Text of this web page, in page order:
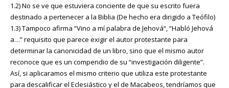
1.2) No se ve que estuviera conciente de que su escrito fuera
destinado a pertenecer a la Biblia (De hecho era dirigido a Teófilo)
1.3) Tampoco afirma “Vino a mí palabra de Jehová“, “Habló Jehová
a…” requisito que parece exigir el autor protestante para
determinar la canonicidad de un libro, sino que el mismo autor
reconoce que es un compendio de su “investigación diligente”.
Así, si aplicaramos el mismo criterio que utiliza este protestante
para descalificar el Eclesiástico y el de Macabeos, tendríamos que